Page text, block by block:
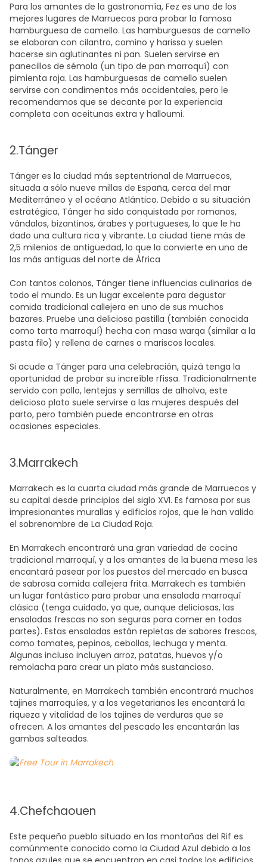
Para los amantes de la gastronomía, Fez es uno de los
mejores lugares de Marruecos para probar la famosa
hamburguesa de camello. Las hamburguesas de camello
se elaboran con cilantro, comino y harissa y suelen
hacerse sin aglutinantes ni pan. Suelen servirse en
panecillos de sémola (un tipo de pan marroquí) con
pimienta roja. Las hamburguesas de camello suelen
servirse con condimentos más occidentales, pero le
recomendamos que se decante por la experiencia
completa con aceitunas extra y halloumi.
2.Tánger
Tánger es la ciudad más septentrional de Marruecos,
situada a sólo nueve millas de España, cerca del mar
Mediterráneo y el océano Atlántico. Debido a su situación
estratégica, Tánger ha sido conquistada por romanos,
vándalos, bizantinos, árabes y portugueses, lo que le ha
dado una cultura rica y vibrante. La ciudad tiene más de
2,5 milenios de antigüedad, lo que la convierte en una de
las más antiguas del norte de África
Con tantos colonos, Tánger tiene influencias culinarias de
todo el mundo. Es un lugar excelente para degustar
comida tradicional callejera en uno de sus muchos
bazares. Pruebe una deliciosa pastilla (también conocida
como tarta marroquí) hecha con masa warqa (similar a la
pasta filo) y rellena de carnes o mariscos locales.
Si acude a Tánger para una celebración, quizá tenga la
oportunidad de probar su increíble rfissa. Tradicionalmente
servido con pollo, lentejas y semillas de alholva, este
delicioso plato suele servirse a las mujeres después del
parto, pero también puede encontrarse en otras
ocasiones especiales.
3.Marrakech
Marrakech es la cuarta ciudad más grande de Marruecos y
su capital desde principios del siglo XVI. Es famosa por sus
impresionantes murallas y edificios rojos, que le han valido
el sobrenombre de La Ciudad Roja.
En Marrakech encontrará una gran variedad de cocina
tradicional marroquí, y a los amantes de la buena mesa les
encantará pasear por los puestos del mercado en busca
de sabrosa comida callejera frita. Marrakech es también
un lugar fantástico para probar una ensalada marroquí
clásica (tenga cuidado, ya que, aunque deliciosas, las
ensaladas frescas no son seguras para comer en todas
partes). Estas ensaladas están repletas de sabores frescos,
como tomates, pepinos, cebollas, lechuga y menta.
Algunas incluso incluyen arroz, patatas, huevos y/o
remolacha para crear un plato más sustancioso.
Naturalmente, en Marrakech también encontrará muchos
tajines marroquíes, y a los vegetarianos les encantará la
riqueza y vitalidad de los tajines de verduras que se
ofrecen. A los amantes del pescado les encantarán las
gambas salteadas.
4.Chefchaouen
Este pequeño pueblo situado en las montañas del Rif es
comúnmente conocido como la Ciudad Azul debido a los